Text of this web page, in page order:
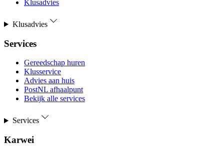
Klusadvies
Klusadvies
Services
Gereedschap huren
Klusservice
Advies aan huis
PostNL afhaalpunt
Bekijk alle services
Services
Karwei